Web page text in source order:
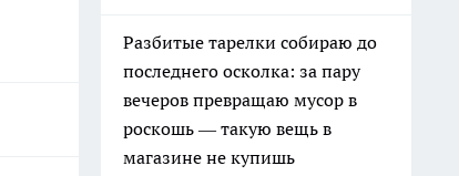
Разбитые тарелки собираю до
последнего осколка: за пару
вечеров превращаю мусор в
роскошь — такую вещь в
магазине не купишь